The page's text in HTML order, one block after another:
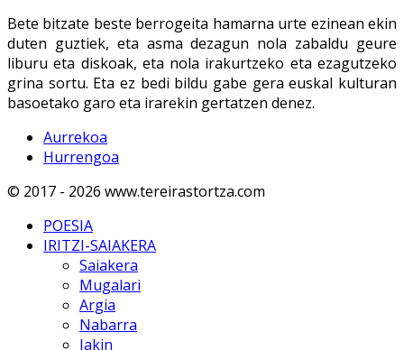
Bete bitzate beste berrogeita hamarna urte ezinean ekin
duten guztiek, eta asma dezagun nola zabaldu geure
liburu eta diskoak, eta nola irakurtzeko eta ezagutzeko
grina sortu. Eta ez bedi bildu gabe gera euskal kulturan
basoetako garo eta irarekin gertatzen denez.
Aurrekoa
Hurrengoa
© 2017 - 2026 www.tereirastortza.com
POESIA
IRITZI-SAIAKERA
Saiakera
Mugalari
Argia
Nabarra
Jakin